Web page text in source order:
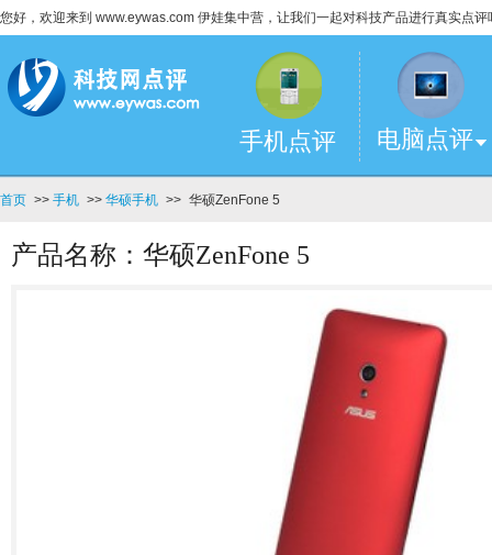
您好，欢迎来到 www.eywas.com 伊娃集中营，让我们一起对科技产品进行真实点评
手机点评 电脑点评
首页 >> 手机 >> 华硕手机 >> 华硕ZenFone 5
产品名称：华硕ZenFone 5